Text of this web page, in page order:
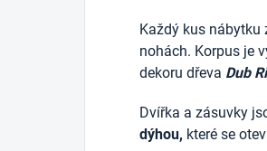
Každý kus nábytku
nohách. Korpus je
dekoru dřeva Dub
Dvířka a zásuvky
dýhou, které se